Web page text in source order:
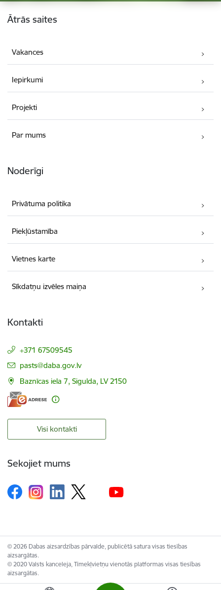
Kājene
Ātrās saites
Vakances
Iepirkumi
Projekti
Par mums
Noderīgi
Privātuma politika
Piekļūstamība
Vietnes karte
Sīkdatņu izvēles maiņa
Kontakti
+371 67509545
E-pasts:
pasts@daba.gov.lv
Baznīcas iela 7, Sigulda, LV 2150
Visi kontakti
Sekojiet mums
© 2026 Dabas aizsardzības pārvalde, publicētā satura visas tiesības
aizsargātas.
© 2020 Valsts kanceleja, Tīmekļvietņu vienotās platformas visas tiesības
aizsargātas.